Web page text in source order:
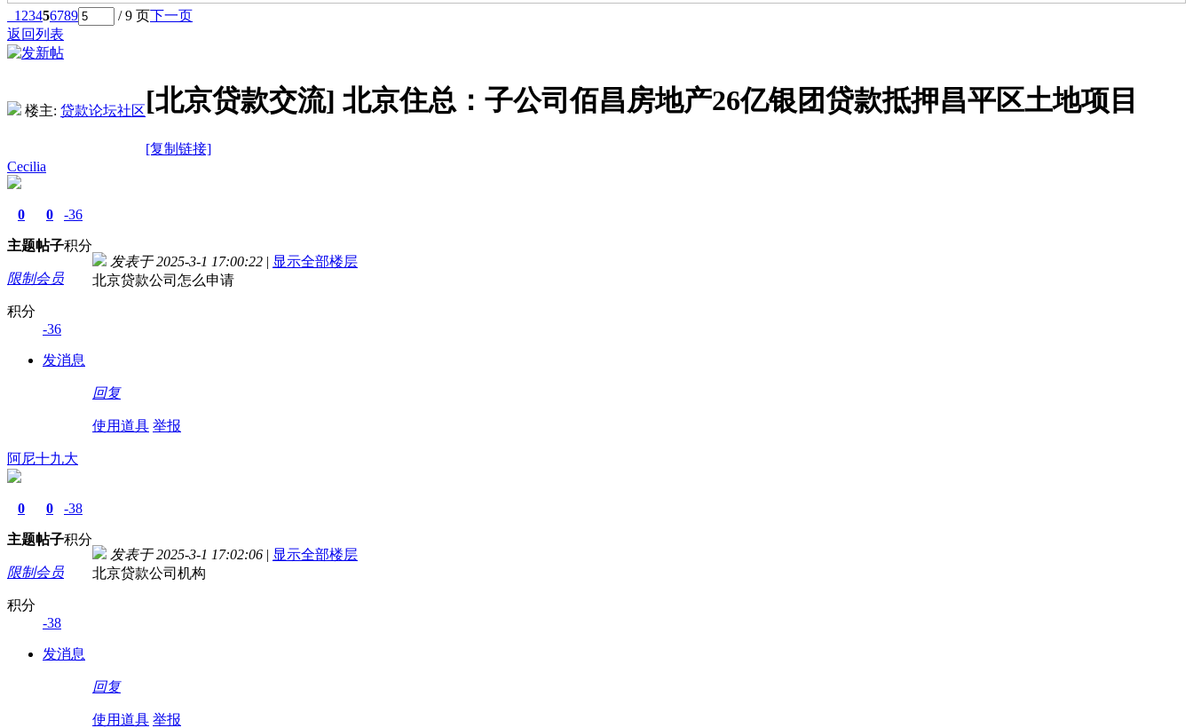
1 23456789 / 9 页下一页
返回列表
楼主: 贷款论坛社区[北京贷款交流] 北京住总：子公司佰昌房地产26亿银团贷款抵押昌平区土地项目
[复制链接]
Cecilia
0
主题
0
帖子
-36
积分
限制会员
积分
-36
发消息
发表于 2025-3-1 17:00:22 | 显示全部楼层
北京贷款公司怎么申请
回复
使用道具 举报
阿尼十九大
0
主题
0
帖子
-38
积分
限制会员
积分
-38
发消息
发表于 2025-3-1 17:02:06 | 显示全部楼层
北京贷款公司机构
回复
使用道具 举报